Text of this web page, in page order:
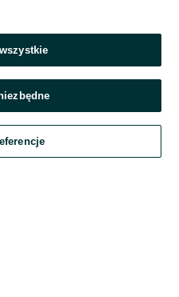
się
z dostawców wskazanych powyżej,
w jego aktualnym brzmieniu.